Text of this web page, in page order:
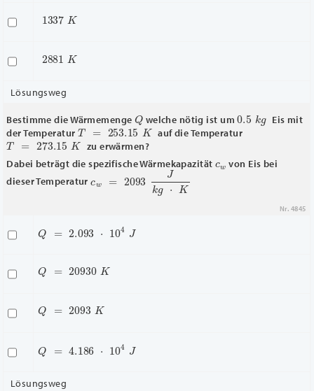
1337 K
2881 K
Lösungsweg
Bestimme die Wärmemenge Q welche nötig ist um0.5 k
Eis mit
der Temperatur T=253.15K auf die Temperatur
T= 273.15K
zu erwärmen?
Dabei beträgt die spezifische Wärmekapazität
von Eis bei
dieser Temperatur
2093Jk
Nr. 4845
Q 2.093 ⋅10
Q 20930 K
Q 2093 K
Q 4.186 ⋅10
Lösungsweg